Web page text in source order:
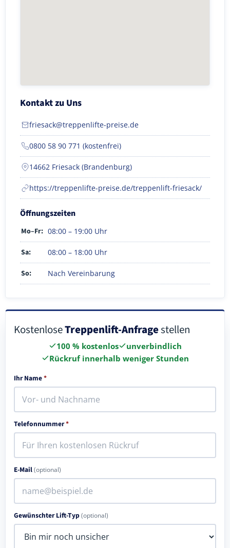
Kontakt zu Uns
friesack@treppenlifte-preise.de
0800 58 90 771 (kostenfrei)
14662 Friesack (Brandenburg)
https://treppenlifte-preise.de/treppenlift-friesack/
Öffnungszeiten
Mo–Fr: 08:00 – 19:00 Uhr
Sa: 08:00 – 18:00 Uhr
So: Nach Vereinbarung
KostenloseTreppenlift-Anfragestellen
100 % kostenlos
unverbindlich
Rückruf innerhalb weniger Stunden
Ihr Name*
Telefonnummer*
E-Mail(optional)
Gewünschter Lift-Typ(optional)